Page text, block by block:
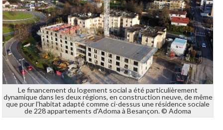
Le financement du logement social a été particulièrement
dynamique dans les deux régions, en construction neuve, de même
que pour l'habitat adapté comme ci-dessus une résidence sociale
de 228 appartements d'Adoma à Besançon. © Adoma